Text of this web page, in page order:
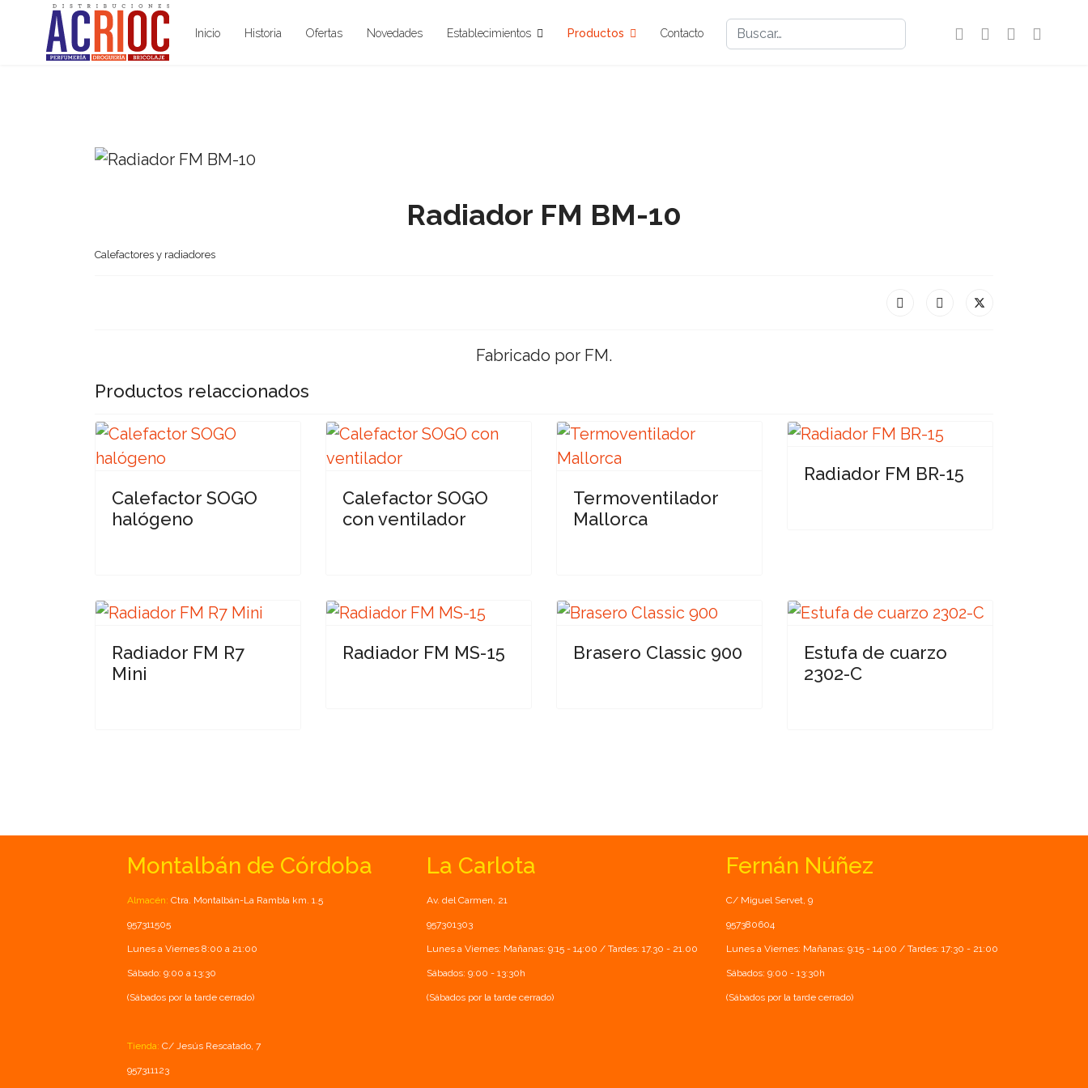
Inicio Historia Ofertas Novedades Establecimientos Productos Contacto Buscar
Radiador FM BM-10
Calefactores y radiadores
Fabricado por FM.
Productos relaccionados
Calefactor SOGO
halógeno
Calefactor SOGO
con ventilador
Termoventilador
Mallorca
Radiador FM BR-15
Radiador FM R7
Mini
Radiador FM MS-15 Brasero Classic 900
Estufa de cuarzo
2302-C
Montalbán de Córdoba
Almacén: Ctra. Montalbán-La Rambla km. 1.5
957311505
Lunes a Viernes 8:00 a 21:00
Sábado: 9:00 a 13:30
(Sábados por la tarde cerrado)
Tienda: C/ Jesús Rescatado, 7
957311123
La Carlota
Av. del Carmen, 21
957301303
Lunes a Viernes: Mañanas: 9:15 - 14:00 / Tardes: 17.30 - 21.00
Sábados: 9:00 - 13:30h
(Sábados por la tarde cerrado)
Fernán Núñez
C/ Miguel Servet, 9
957380604
Lunes a Viernes: Mañanas: 9:15 - 14:00 / Tardes: 17:30 - 21:00
Sábados: 9:00 - 13:30h
(Sábados por la tarde cerrado)